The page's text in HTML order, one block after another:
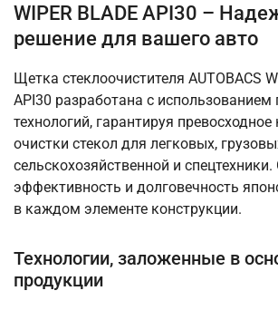
WIPER BLADE API30 –
решение для вашего авто
Щетка стеклоочистителя AUTOBACS
API30 разработана с использованием
технологий, гарантируя превосходное
очистки стекол для легковых,
сельскохозяйственной и спецтехники.
эффективность и долговечность
в каждом элементе конструкции.
Технологии, заложенные в
продукции